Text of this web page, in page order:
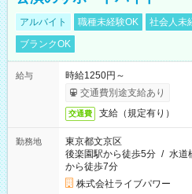
アルバイト 職種未経験OK 社会人未
ブランクOK
給与
時給1250円～
交通費別途支給あり
交通費 支給（規定有り）
勤務地
東京都文京区
後楽園駅から徒歩5分 / 水道
から徒歩7分
株式会社ライブパワー